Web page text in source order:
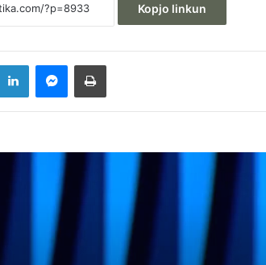
Kopjo linkun
LinkedInMessengerPrintoje
Ardian Gjini: Albin Kurti po i
Kosovës
Albin Kurti: Duhet të lëvizim
për t’i shmangur zgjedhjet e reja